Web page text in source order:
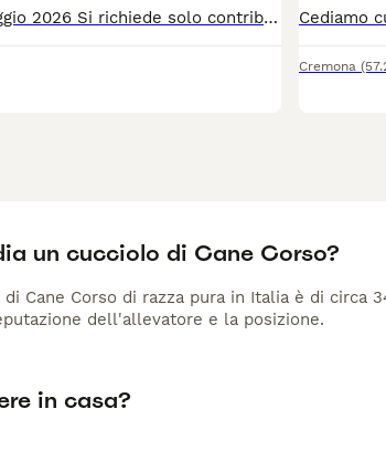
3 bellissimi maschietti nati a maggio 2026 Si richiede solo contributo spese I cuccioli si trovano a Genova Sestri Ponente
Cremona
un cucciolo di Cane Corso?
Cane Corso di razza pura in Italia è di circa
dell'allevatore e la posizione.
in casa?